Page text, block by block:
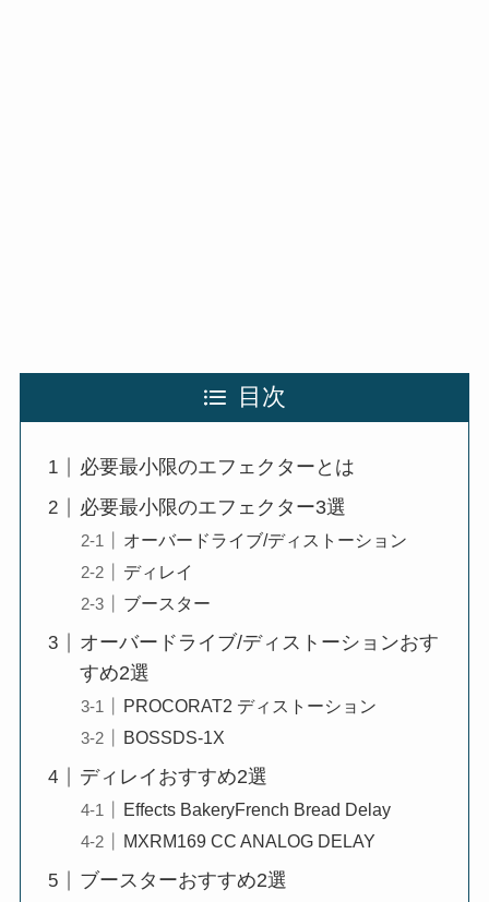
目次
必要最小限のエフェクターとは
必要最小限のエフェクター3選
オーバードライブ/ディストーション
ディレイ
ブースター
オーバードライブ/ディストーションおす
すめ2選
PROCORAT2 ディストーション
BOSSDS-1X
ディレイおすすめ2選
Effects BakeryFrench Bread Delay
MXRM169 CC ANALOG DELAY
ブースターおすすめ2選